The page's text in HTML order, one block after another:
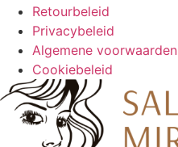
Retourbeleid
Privacybeleid
Algemene voorwaarden
Cookiebeleid